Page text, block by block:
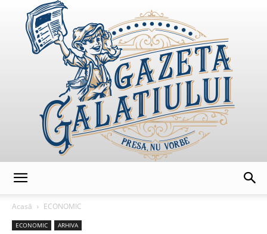
Acasă
ECONOMIC
ECONOMIC ARHIVA